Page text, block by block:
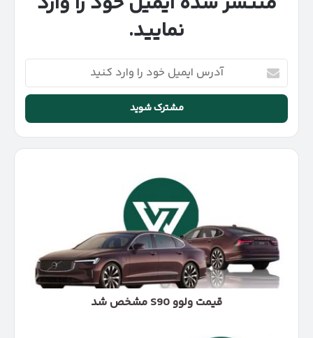
نمایید.
آدرس
ایمیل
خود
وارد
کنید
قیمت ولوو S90 مشخص شد